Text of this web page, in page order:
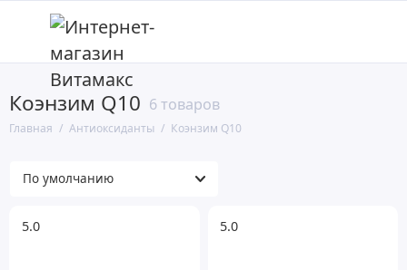
Коэнзим Q10 6 товаров
Главная Антиоксиданты Коэнзим Q10
Селен
Витамин E
Витамин C
5.0 5.0